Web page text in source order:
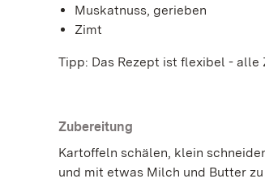
Muskatnuss, gerieben
Zimt
Tipp: Das Rezept ist flexibel -
Zubereitung
Kartoffeln schälen, klein
und mit etwas Milch und Butter